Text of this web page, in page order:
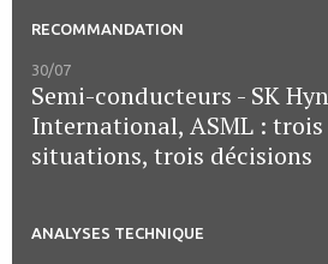
RECOMMANDATION
30/07
Semi-conducteurs - SK
International, ASML :
situations, trois décisions
ANALYSES TECHNIQUE